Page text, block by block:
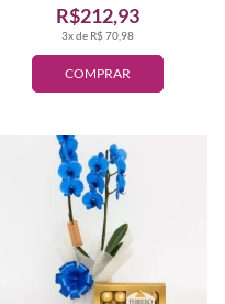
COMPRAR
3x de R$ 70,98
R$212,93